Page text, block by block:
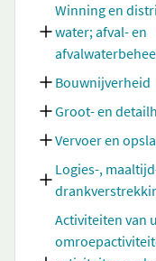
Winning en
water; afval- en
Bouwnijverheid
Groot- en
Vervoer en
Logies-,
Activiteiten van